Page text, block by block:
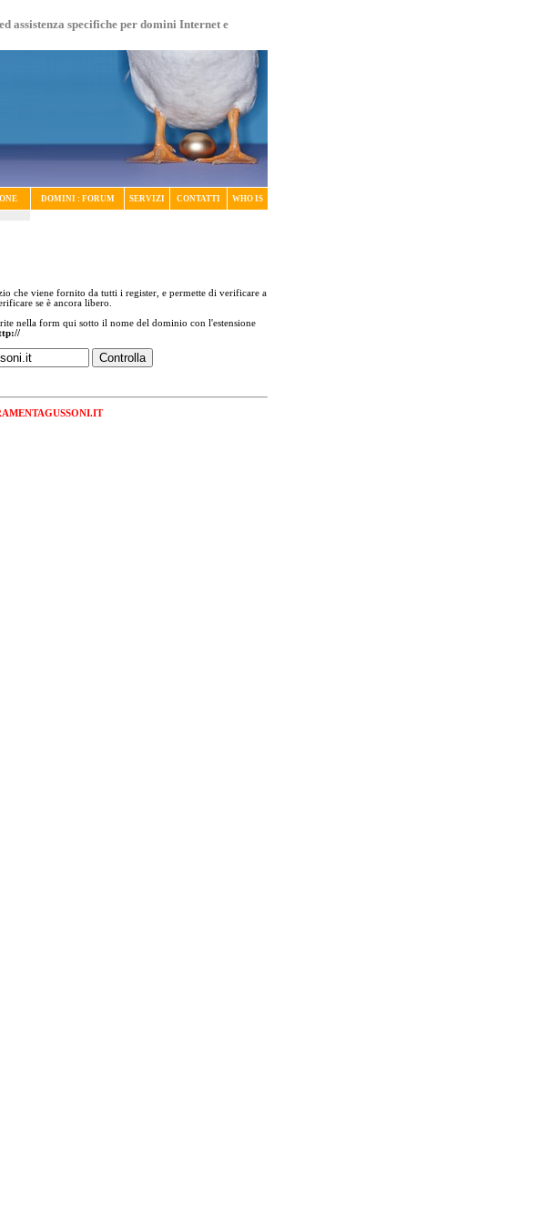
assistenza specifiche per domini Internet e
DOMINI : FORUM SERVIZI CONTATTI WHO IS
che viene fornito da tutti i register, e permette di verificare a
se è ancora libero.
nella form qui sotto il nome del dominio con l'estensione